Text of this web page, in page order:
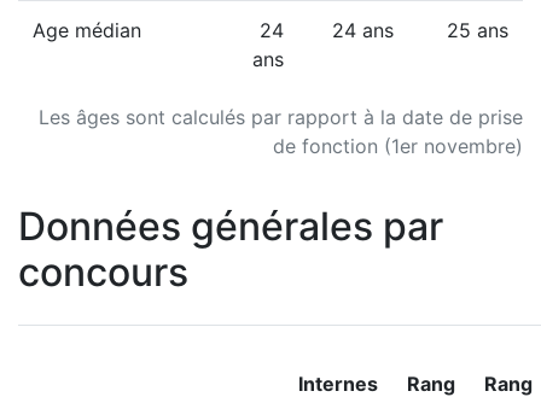
Les âges sont calculés par rapport à la date de prise
de fonction (1er novembre)
Age médian
24
ans
24 ans 25 ans
Données générales par
concours
Internes
Rang
Rang